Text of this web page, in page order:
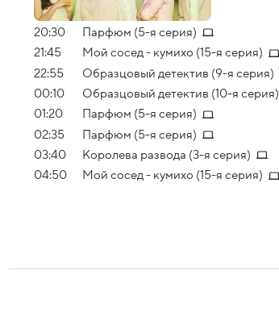
20:30
Парфюм (5-я серия)
21:45
Мой сосед - кумихо (15-я серия)
22:55
Образцовый детектив (9-я серия)
00:10
Образцовый детектив (10-я серия)
01:20
Парфюм (5-я серия)
02:35
Парфюм (5-я серия)
03:40
Королева развода (3-я серия)
04:50
Мой сосед - кумихо (15-я серия)